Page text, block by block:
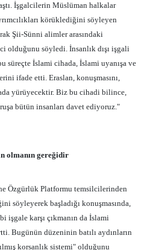
İşgalcilerin Müslüman halkalar
körüklediğini söyleyen
Şii-Sünni alimler arasındaki
olduğunu söyledi. İnsanlık dışı işgali
süreçte İslami cihada, İslami uyanışa ve
ifade etti. Eraslan, konuşmasını,
yürüyecektir. Biz bu cihadi bilince,
bütün insanları davet ediyoruz."
olmanın gereğidir
Özgürlük Platformu temsilcilerinden
söyleyerek başladığı konuşmasında,
işgale karşı çıkmanın da İslami
Bugünün düzeninin batılı aydınların
korsanlık sistemi" olduğunu